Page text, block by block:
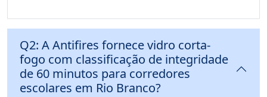
Q2: A Antifires fornece vidro corta-
fogo com classificação de integridade
de 60 minutos para corredores
escolares em Rio Branco?